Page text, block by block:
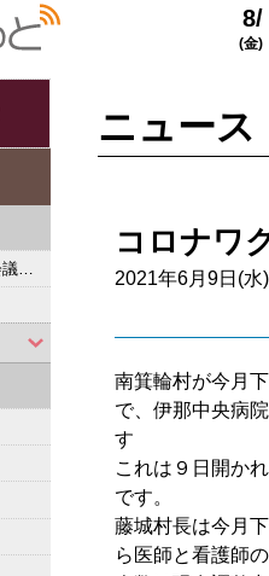
8/
(金)
2026年 伊那市長・市議会議員選挙
ニュース
コロナワ
2021年6月9日(水)
南箕輪村が今月
で、伊那中央病
す
これは９日開か
です。
藤城村長は今月
ら医師と看護師